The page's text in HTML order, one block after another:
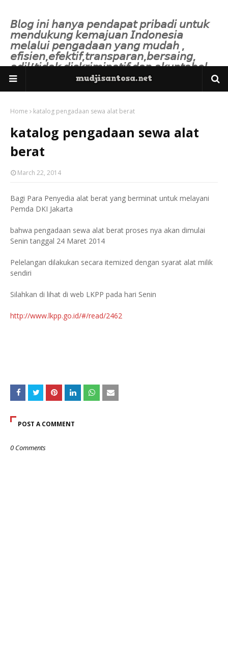
𝘉𝘭𝘰𝘨 𝘪𝘯𝘪 𝘩𝘢𝘯𝘺𝘢 𝘱𝘦𝘯𝘥𝘢𝘱𝘢𝘵 𝘱𝘳𝘪𝘣𝘢𝘥𝘪 𝘶𝘯𝘵𝘶𝘬
𝘮𝘦𝘯𝘥𝘶𝘬𝘶𝘯𝘨 𝘬𝘦𝘮𝘢𝘫𝘶𝘢𝘯 𝘐𝘯𝘥𝘰𝘯𝘦𝘴𝘪𝘢
𝘮𝘦𝘭𝘢𝘭𝘶𝘪 𝘱𝘦𝘯𝘨𝘢𝘥𝘢𝘢𝘯 𝘺𝘢𝘯𝘨 𝘮𝘶𝘥𝘢𝘩 ,
𝘦𝘧𝘪𝘴𝘪𝘦𝘯,𝘦𝘧𝘦𝘬𝘵𝘪𝘧,𝘵𝘳𝘢𝘯𝘴𝘱𝘢𝘳𝘢𝘯,𝘣𝘦𝘳𝘴𝘢𝘪𝘯𝘨,
𝘢𝘥𝘪𝘭/𝘵𝘪𝘥𝘢𝘬 𝘥𝘪𝘴𝘬𝘳𝘪𝘮𝘪𝘯𝘢𝘵𝘪𝘧 𝘥𝘢𝘯 𝘢𝘬𝘶𝘯𝘵𝘢𝘣𝘦𝘭.
Home katalog pengadaan sewa alat berat
katalog pengadaan sewa alat
berat
March 22, 2014
Bagi Para Penyedia alat berat yang berminat untuk melayani
Pemda DKI Jakarta
bahwa pengadaan sewa alat berat proses nya akan dimulai
Senin tanggal 24 Maret 2014
Pelelangan dilakukan secara itemized dengan syarat alat milik
sendiri
Silahkan di lihat di web LKPP pada hari Senin
http://www.lkpp.go.id/#/read/2462
POST A COMMENT
0 Comments